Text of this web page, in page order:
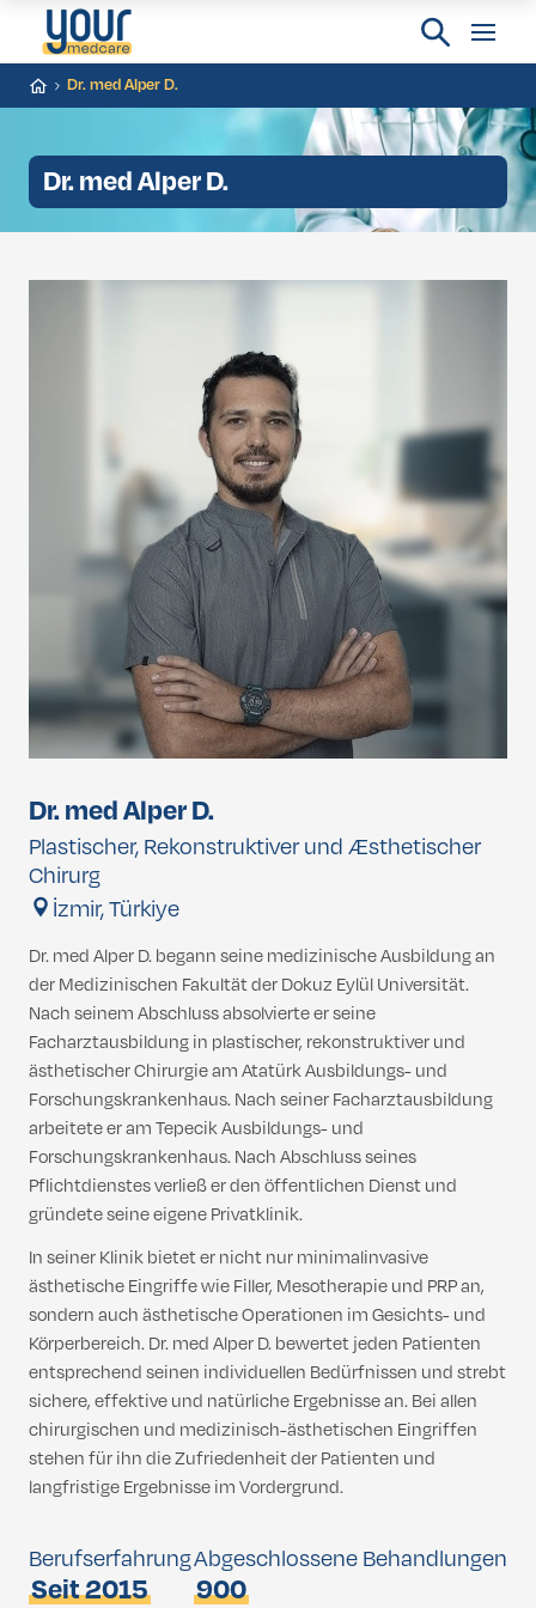
Dr. med Alper D.
Dr. med Alper D.
Dr. med Alper D.
Plastischer, Rekonstruktiver und Æsthetischer
Chirurg
İzmir, Türkiye
Dr. med Alper D. begann seine medizinische Ausbildung an
der Medizinischen Fakultät der Dokuz Eylül Universität.
Nach seinem Abschluss absolvierte er seine
Facharztausbildung in plastischer, rekonstruktiver und
ästhetischer Chirurgie am Atatürk Ausbildungs- und
Forschungskrankenhaus. Nach seiner Facharztausbildung
arbeitete er am Tepecik Ausbildungs- und
Forschungskrankenhaus. Nach Abschluss seines
Pflichtdienstes verließ er den öffentlichen Dienst und
gründete seine eigene Privatklinik.
In seiner Klinik bietet er nicht nur minimalinvasive
ästhetische Eingriffe wie Filler, Mesotherapie und PRP an,
sondern auch ästhetische Operationen im Gesichts- und
Körperbereich. Dr. med Alper D. bewertet jeden Patienten
entsprechend seinen individuellen Bedürfnissen und strebt
sichere, effektive und natürliche Ergebnisse an. Bei allen
chirurgischen und medizinisch-ästhetischen Eingriffen
stehen für ihn die Zufriedenheit der Patienten und
langfristige Ergebnisse im Vordergrund.
Berufserfahrung
Seit 2015
Abgeschlossene Behandlungen
900